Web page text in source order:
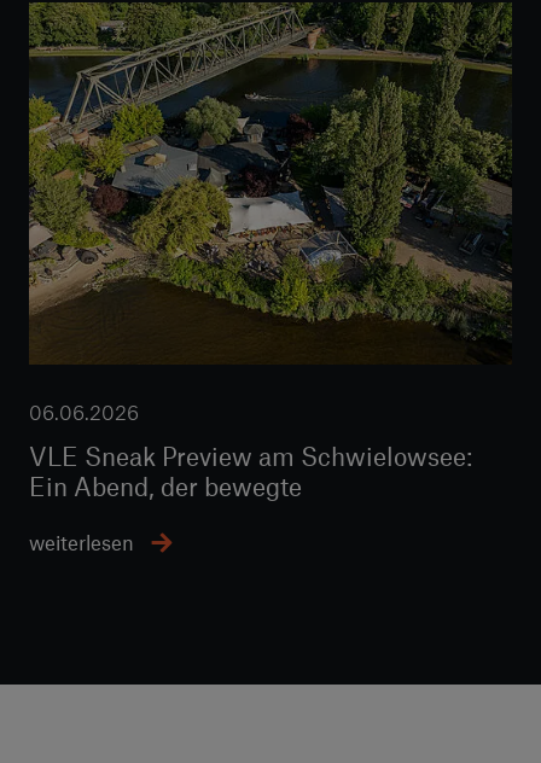
06.06.2026
VLE Sneak Preview am Schwielowsee:
Ein Abend, der bewegte
weiterlesen